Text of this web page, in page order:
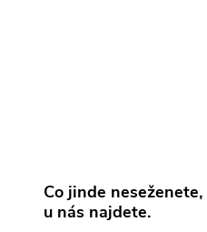
Co jinde neseženete,
u nás najdete.